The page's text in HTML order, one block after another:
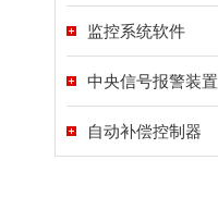
监控系统软件
中央信号报警装置
自动补偿控制器